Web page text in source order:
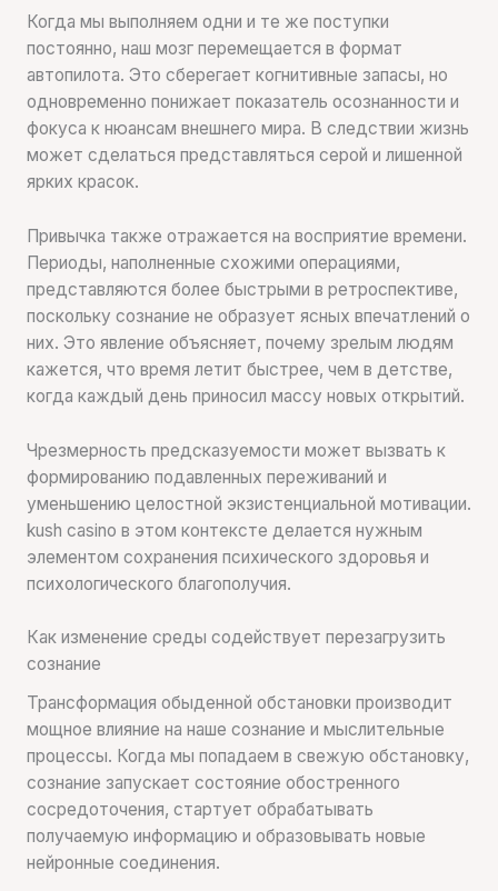
Когда мы выполняем одни и те же поступки
постоянно, наш мозг перемещается в формат
автопилота. Это сберегает когнитивные запасы, но
одновременно понижает показатель осознанности и
фокуса к нюансам внешнего мира. В следствии жизнь
может сделаться представляться серой и лишенной
ярких красок.
Привычка также отражается на восприятие времени.
Периоды, наполненные схожими операциями,
представляются более быстрыми в ретроспективе,
поскольку сознание не образует ясных впечатлений о
них. Это явление объясняет, почему зрелым людям
кажется, что время летит быстрее, чем в детстве,
когда каждый день приносил массу новых открытий.
Чрезмерность предсказуемости может вызвать к
формированию подавленных переживаний и
уменьшению целостной экзистенциальной мотивации.
kush casino в этом контексте делается нужным
элементом сохранения психического здоровья и
психологического благополучия.
Как изменение среды содействует перезагрузить
сознание
Трансформация обыденной обстановки производит
мощное влияние на наше сознание и мыслительные
процессы. Когда мы попадаем в свежую обстановку,
сознание запускает состояние обостренного
сосредоточения, стартует обрабатывать
получаемую информацию и образовывать новые
нейронные соединения.